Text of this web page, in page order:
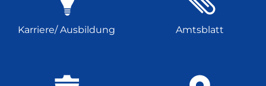
Karriere/ Ausbildung Amtsblatt